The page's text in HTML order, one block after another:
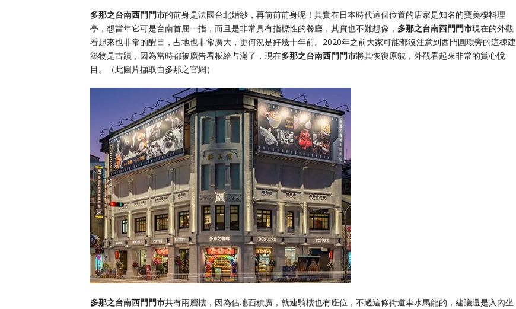
多那之台南西門門市的前身是法國台北婚紗，再前前前身呢！其實在日本時代這個位置的店家是知名的寶美樓料理
亭，想當年它可是台南首屈一指，而且是非常具有指標性的餐廳，其實也不難想像， 多那之台南西門門市現在的外觀
看起來也非常的醒目，占地也非常廣大，更何況是好幾十年前。2020年之前大家可能都沒注意到西門圓環旁的這棟建
築物是古蹟，因為當時都被廣告看板給占滿了，現在多那之台南西門門市將其恢復原貌，外觀看起來非常的賞心悅
目。（此圖片擷取自多那之官網）
多那之台南西門門市共有兩層樓，因為佔地面積廣，就連騎樓也有座位，不過這條街道車水馬龍的，建議還是入內坐